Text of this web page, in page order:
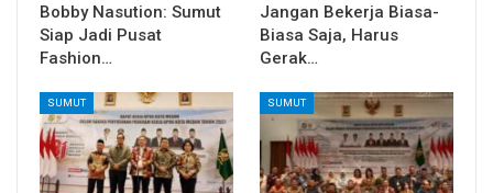
Bobby Nasution: Sumut
Siap Jadi Pusat
Fashion…
Jangan Bekerja Biasa-
Biasa Saja, Harus
Gerak…
SUMUT SUMUT